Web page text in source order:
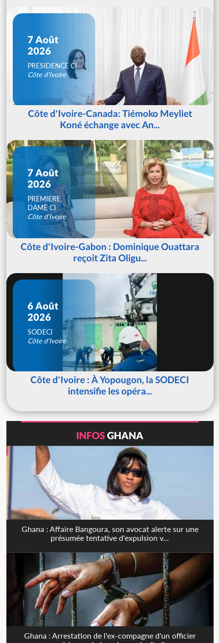
7 Août
2026
PRESIDENCE CI
Côte d'Ivoire
Côte d'Ivoire-Canada: Tiémoko Meyliet
Koné échange avec An...
7 Août
2026
PREMIERE
DAME CI
Côte d'Ivoire
Côte d'Ivoire-Gabon : Dominique Ouattara
reçoit Zita Oligu...
6 Août
2026
SODECI
Côte d'Ivoire
Côte d'Ivoire : À Yopougon, la SODECI
intensifie les opéra...
INFOSGHANA
Ghana : Affaire Bangoura, son avocat alerte sur une
présumée tentative d'expulsion v...
Ghana : Arrestation de l'ex-compagne d'un officier